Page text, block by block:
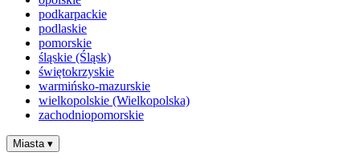
podkarpackie
podlaskie
pomorskie
śląskie (Śląsk)
świętokrzyskie
warmińsko-mazurskie
wielkopolskie (Wielkopolska)
zachodniopomorskie
Miasta ▾